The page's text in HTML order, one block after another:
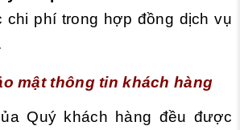
chi phí trong hợp đồng dịch vụ
mật thông tin khách hàng
Quý khách hàng đều được